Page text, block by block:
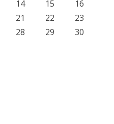
14 15
16
21 22
23
28 29
30